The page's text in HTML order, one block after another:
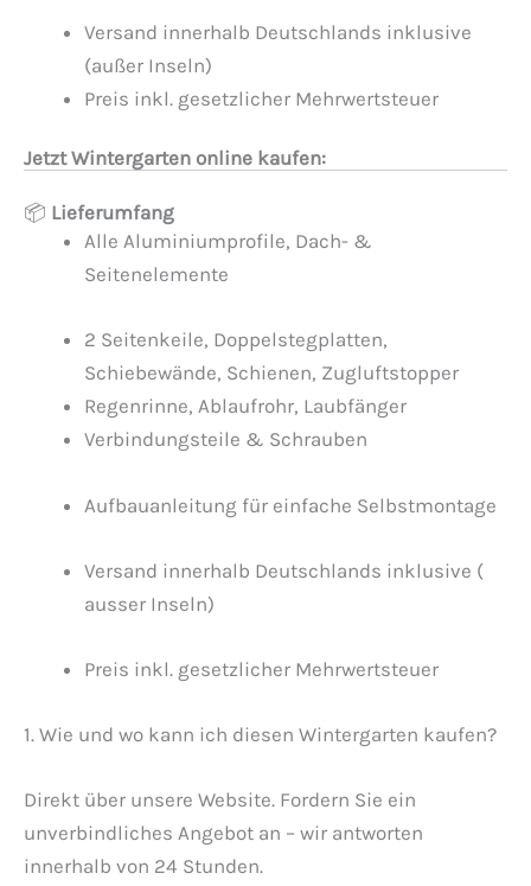
Versand innerhalb Deutschlands inklusive
(außer Inseln)
Preis inkl. gesetzlicher Mehrwertsteuer
Jetzt Wintergarten online kaufen:
📦 Lieferumfang
Alle Aluminiumprofile, Dach- &
Seitenelemente
2 Seitenkeile, Doppelstegplatten,
Schiebewände, Schienen, Zugluftstopper
Regenrinne, Ablaufrohr, Laubfänger
Verbindungsteile & Schrauben
Aufbauanleitung für einfache Selbstmontage
Versand innerhalb Deutschlands inklusive (
ausser Inseln)
Preis inkl. gesetzlicher Mehrwertsteuer
1. Wie und wo kann ich diesen Wintergarten kaufen?
Direkt über unsere Website. Fordern Sie ein
unverbindliches Angebot an – wir antworten
innerhalb von 24 Stunden.